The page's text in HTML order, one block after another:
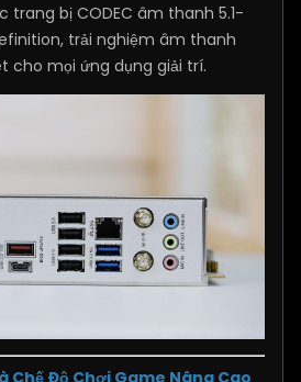
trang bị CODEC âm thanh 5.1-
trải nghiệm âm thanh
cho mọi ứng dụng giải trí.
Chế Độ Chơi Game Nâng Cao